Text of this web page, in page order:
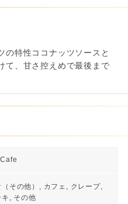
の特性ココナッツソースと
て、甘さ控えめで最後まで
その他）, カフェ, クレープ,
, その他